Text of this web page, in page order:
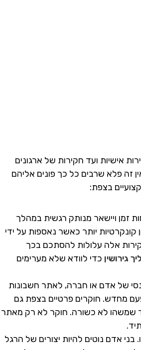
אישיות ועד חקירות של ארגונים
זה פלא שרבים כל כך פונים אליהם
בצפת:
זמן ויישאר מנותק רגשית במהלך
קונקרטיות יותר כאשר נאספות על ידי
אלה עלולות להסתכם בכך
גירושין כדי לוודא שלא מערימים
של אדם או חברה, לאתר חשבונות
מחדש. חוקרים פרטיים בצפת גם
שמשהו לא כשורה. חוקר לא רק מאתר
אדם נוטים להיות יצורים של הרגל